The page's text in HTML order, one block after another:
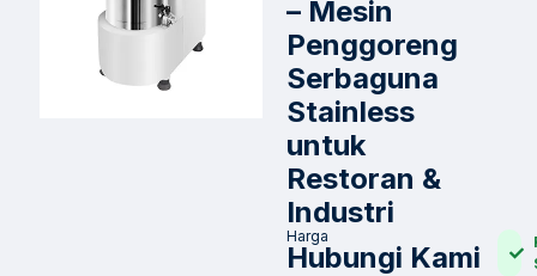
– Mesin
Penggoreng
Serbaguna
Stainless
untuk
Restoran &
Industri
Harga
Hubungi Kami